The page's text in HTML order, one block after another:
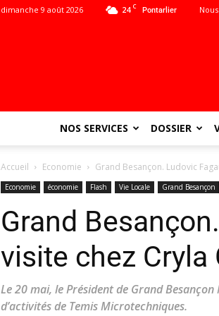
24 C Pontarlier
dimanche 9 août 2026
NOS SERVICES DOSSIER
Accueil Economie Grand Besançon. Ludovic
Economie économie Flash Vie Locale Grand Besançon
Grand
visite chez Cryla
Le 20 mai, le Président de Grand
d’activités de Temis Microtechniques.